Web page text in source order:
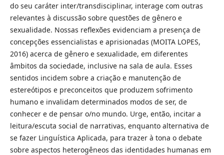
do seu caráter inter/transdisciplinar, interage com outras
relevantes à discussão sobre questões de gênero e
sexualidade. Nossas reflexões evidenciam a presença de
concepções essencialistas e aprisionadas (MOITA LOPES,
2016) acerca de gênero e sexualidade, em diferentes
âmbitos da sociedade, inclusive na sala de aula. Esses
sentidos incidem sobre a criação e manutenção de
estereótipos e preconceitos que produzem sofrimento
humano e invalidam determinados modos de ser, de
conhecer e de pensar o/no mundo. Urge, então, incitar a
leitura/escuta social de narrativas, enquanto alternativa de
se fazer Linguística Aplicada, para trazer à tona o debate
sobre aspectos heterogêneos das identidades humanas em